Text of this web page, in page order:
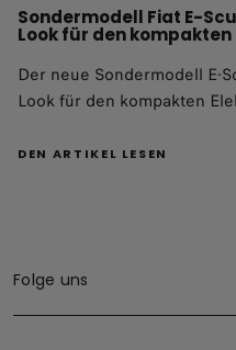
Sondermodell Fiat E-
Look für den
Der neue Sondermodell E-
Look für den kompakten
DEN ARTIKEL LESEN
Folge uns